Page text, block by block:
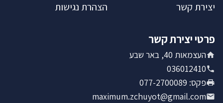
יצירת קשר
הצהרת נגישות
פרטי יצירת קשר
העצמאות 40, באר שבע
036012410
פקס:
077-2700089
maximum.zchuyot@gmail.com